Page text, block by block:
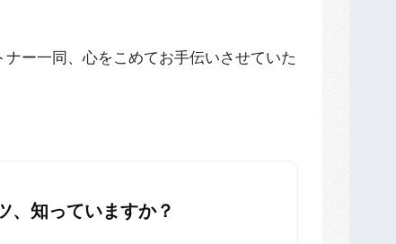
ー一同、心をこめてお手伝いさせていた
、知っていますか？